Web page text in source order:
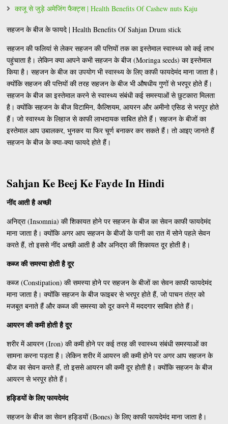
काजू से जुड़े अमेजिंग फैक्ट्स | Health Benefits Of Cashew nuts Kaju
सहजन के बीज के फायदे | Health Benefits Of Sahjan Drum stick
सहजन की फलियां से लेकर सहजन की पत्तियों तक का इस्तेमाल स्वास्थ्य को कई लाभ
पहुंचाता है। लेकिन क्या आपने कभी सहजन के बीज (Moringa seeds) का इस्तेमाल
किया है। सहजन के बीज का उपयोग भी स्वास्थ्य के लिए काफी फायदेमंद माना जाता है।
क्योंकि सहजन की पत्तियों की तरह सहजन के बीज भी औषधीय गुणों से भरपूर होते हैं।
सहजन के बीज का इस्तेमाल करने से स्वास्थ्य संबंधी कई समस्याओं से छुटकारा मिलता
है। क्योंकि सहजन के बीज विटामिन, कैल्शियम, आयरन और अमीनो एसिड से भरपूर होते
हैं। जो स्वास्थ्य के लिहाज से काफी लाभदायक साबित होते हैं। सहजन के बीजों का
इस्तेमाल आप उबालकर, भुनकर या फिर चूर्ण बनाकर कर सकते हैं। तो आइए जानते हैं
सहजन के बीज के क्या-क्या फायदे होते हैं।
Sahjan Ke Beej Ke Fayde In Hindi
नींद आती है अच्छी
अनिद्रा (Insomnia) की शिकायत होने पर सहजन के बीज का सेवन काफी फायदेमंद
माना जाता है। क्योंकि अगर आप सहजन के बीजों के पानी का रात में सोने पहले सेवन
करते हैं, तो इससे नींद अच्छी आती है और अनिद्रा की शिकायत दूर होती है।
कब्ज की समस्या होती है दूर
कब्ज (Constipation) की समस्या होने पर सहजन के बीजों का सेवन काफी फायदेमंद
माना जाता है। क्योंकि सहजन के बीज फाइबर से भरपूर होते हैं, जो पाचन तंत्र को
मजबूत बनाते हैं और कब्ज की समस्या को दूर करने में मददगार साबित होते हैं।
आयरन की कमी होती है दूर
शरीर में आयरन (Iron) की कमी होने पर कई तरह की स्वास्थ्य संबंधी समस्याओं का
सामना करना पड़ता है। लेकिन शरीर में आयरन की कमी होने पर अगर आप सहजन के
बीज का सेवन करते हैं, तो इससे आयरन की कमी दूर होती है। क्योंकि सहजन के बीज
आयरन से भरपूर होते हैं।
हड्डियों के लिए फायदेमंद
सहजन के बीज का सेवन हड्डियों (Bones) के लिए काफी फायदेमंद माना जाता है।